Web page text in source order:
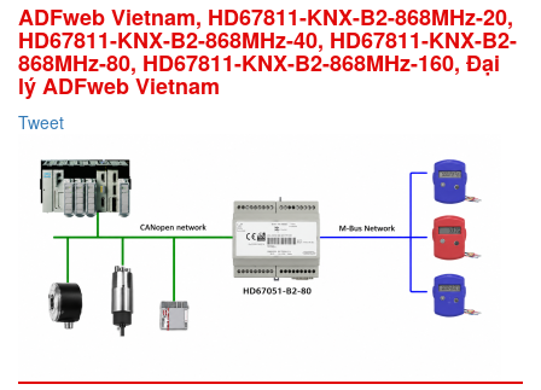
ADFweb Vietnam, HD67811-KNX-B2-868MHz-20,
HD67811-KNX-B2-868MHz-40, HD67811-KNX-B2-
868MHz-80, HD67811-KNX-B2-868MHz-160, Đại
lý ADFweb Vietnam
Tweet